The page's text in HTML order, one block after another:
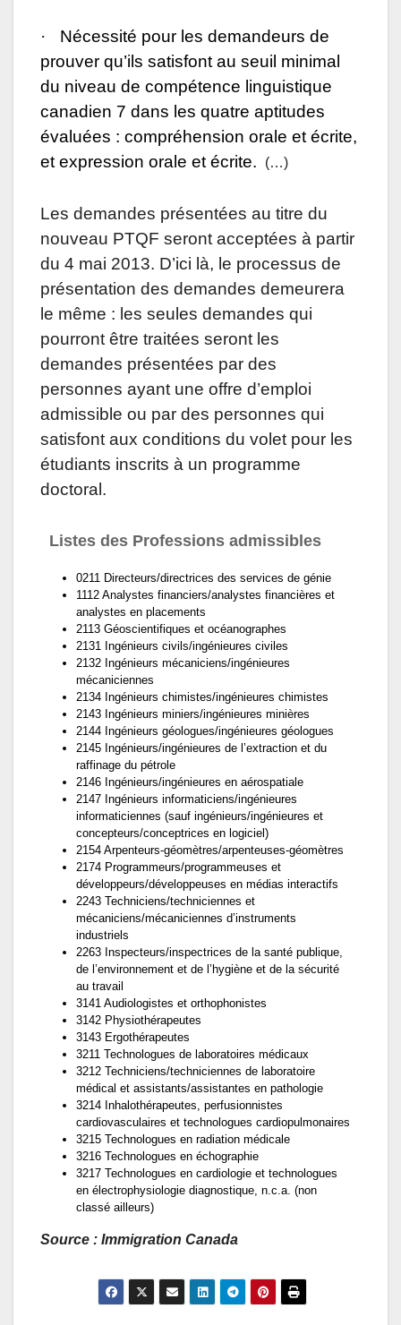
·
Nécessité pour les demandeurs de
prouver qu’ils satisfont au seuil minimal
du niveau de compétence linguistique
canadien 7 dans les quatre aptitudes
évaluées : compréhension orale et écrite,
et expression orale et écrite.
(…)
Les demandes présentées au titre du
nouveau PTQF seront acceptées à partir
du 4 mai 2013. D’ici là, le processus de
présentation des demandes demeurera
le même : les seules demandes qui
pourront être traitées seront les
demandes présentées par des
personnes ayant une offre d’emploi
admissible ou par des personnes qui
satisfont aux conditions du volet pour les
étudiants inscrits à un programme
doctoral.
Listes des Professions admissibles
0211 Directeurs/directrices des services de génie
1112 Analystes financiers/analystes financières et
analystes en placements
2113 Géoscientifiques et océanographes
2131 Ingénieurs civils/ingénieures civiles
2132 Ingénieurs mécaniciens/ingénieures
mécaniciennes
2134 Ingénieurs chimistes/ingénieures chimistes
2143 Ingénieurs miniers/ingénieures minières
2144 Ingénieurs géologues/ingénieures géologues
2145 Ingénieurs/ingénieures de l’extraction et du
raffinage du pétrole
2146 Ingénieurs/ingénieures en aérospatiale
2147 Ingénieurs informaticiens/ingénieures
informaticiennes (sauf ingénieurs/ingénieures et
concepteurs/conceptrices en logiciel)
2154 Arpenteurs-géomètres/arpenteuses-géomètres
2174 Programmeurs/programmeuses et
développeurs/développeuses en médias interactifs
2243 Techniciens/techniciennes et
mécaniciens/mécaniciennes d’instruments
industriels
2263 Inspecteurs/inspectrices de la santé publique,
de l’environnement et de l’hygiène et de la sécurité
au travail
3141 Audiologistes et orthophonistes
3142 Physiothérapeutes
3143 Ergothérapeutes
3211 Technologues de laboratoires médicaux
3212 Techniciens/techniciennes de laboratoire
médical et assistants/assistantes en pathologie
3214 Inhalothérapeutes, perfusionnistes
cardiovasculaires et technologues cardiopulmonaires
3215 Technologues en radiation médicale
3216 Technologues en échographie
3217 Technologues en cardiologie et technologues
en électrophysiologie diagnostique, n.c.a. (non
classé ailleurs)
Source : Immigration Canada